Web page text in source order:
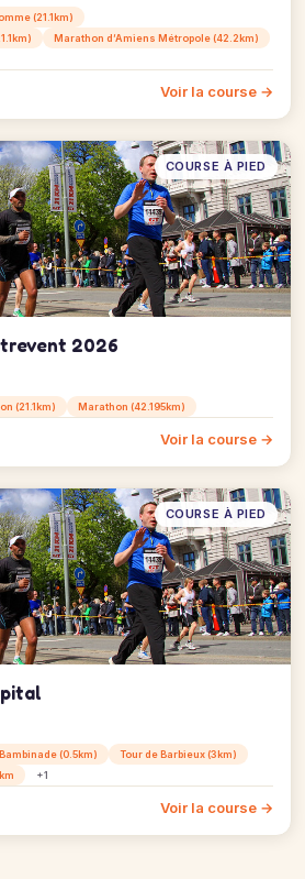
(21.1km)
Marathon d’Amiens Métropole (42.2km)
Voir la course →
COURSE À PIED
2026
(21.1km) Marathon (42.195km)
Voir la course →
COURSE À PIED
Bambinade (0.5km)
Tour de Barbieux (3km)
+1
Voir la course →